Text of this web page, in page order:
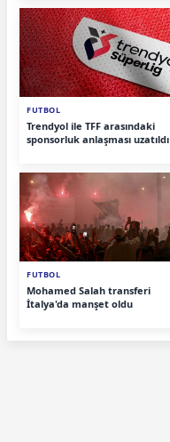
FUTBOL
Trendyol ile TFF arasındaki
sponsorluk anlaşması uzatıldı
FUTBOL
Mohamed Salah transferi
İtalya'da manşet oldu